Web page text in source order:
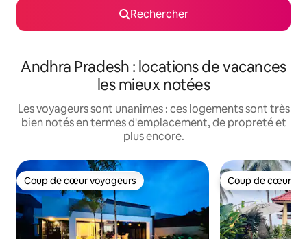
Rechercher
Andhra Pradesh : locations de vacances
les mieux notées
Les voyageurs sont unanimes : ces logements sont très
bien notés en termes d'emplacement, de propreté et
plus encore.
Coup de cœur voyageurs
Coup de cœur voyageurs Coup de cœur
Coup de cœur